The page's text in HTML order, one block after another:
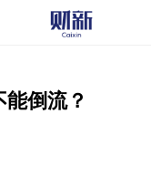
倒流？